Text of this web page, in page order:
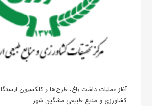
آغاز عملیات داشت باغ، طرح‌ها و کلکسیون
کشاورزی و منابع طبیعی مشگین شهر